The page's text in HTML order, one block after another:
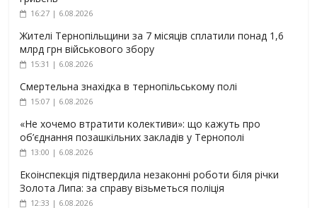
16:27 | 6.08.2026
Жителі Тернопільщини за 7 місяців сплатили понад 1,6
млрд грн військового збору
15:31 | 6.08.2026
Смертельна знахідка в тернопільському полі
15:07 | 6.08.2026
«Не хочемо втратити колективи»: що кажуть про
об’єднання позашкільних закладів у Тернополі
13:00 | 6.08.2026
Екоінспекція підтвердила незаконні роботи біля річки
Золота Липа: за справу візьметься поліція
12:33 | 6.08.2026